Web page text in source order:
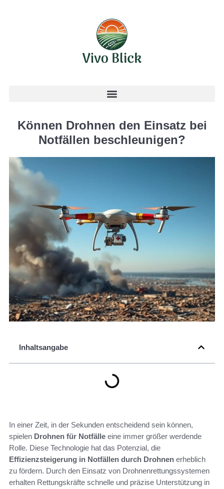
Können Drohnen den Einsatz bei
Notfällen beschleunigen?
Inhaltsangabe
In einer Zeit, in der Sekunden entscheidend sein können,
spielen Drohnen für Notfälle eine immer größer werdende
Rolle. Diese Technologie hat das Potenzial, die
Effizienzsteigerung in Notfällen durch Drohnen erheblich
zu fördern. Durch den Einsatz von Drohnenrettungssystemen
erhalten Rettungskräfte schnelle und präzise Unterstützung in